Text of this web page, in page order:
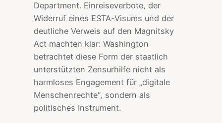
Department. Einreiseverbote, der
Widerruf eines ESTA-Visums und der
deutliche Verweis auf den Magnitsky
Act machten klar: Washington
betrachtet diese Form der staatlich
unterstützten Zensurhilfe nicht als
harmloses Engagement für „digitale
Menschenrechte“, sondern als
politisches Instrument.